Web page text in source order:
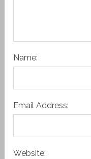
Name:
Email Address:
Website: